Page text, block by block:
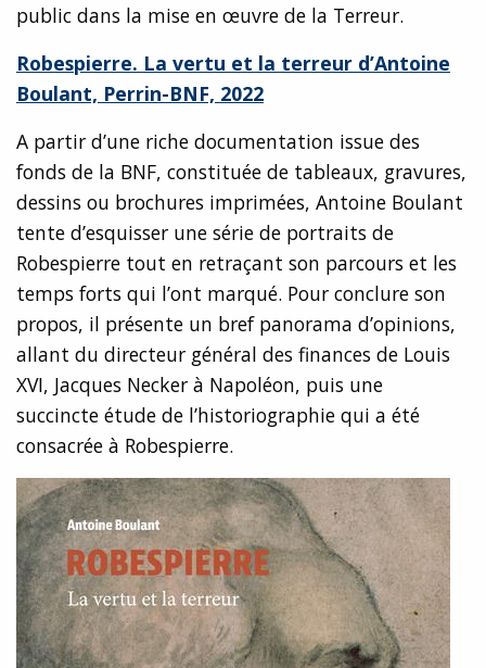
public dans la mise en œuvre de la Terreur.
Robespierre. La vertu et la terreur d’Antoine
Boulant, Perrin-BNF, 2022
A partir d’une riche documentation issue des
fonds de la BNF, constituée de tableaux, gravures,
dessins ou brochures imprimées, Antoine Boulant
tente d’esquisser une série de portraits de
Robespierre tout en retraçant son parcours et les
temps forts qui l’ont marqué. Pour conclure son
propos, il présente un bref panorama d’opinions,
allant du directeur général des finances de Louis
XVI, Jacques Necker à Napoléon, puis une
succincte étude de l’historiographie qui a été
consacrée à Robespierre.